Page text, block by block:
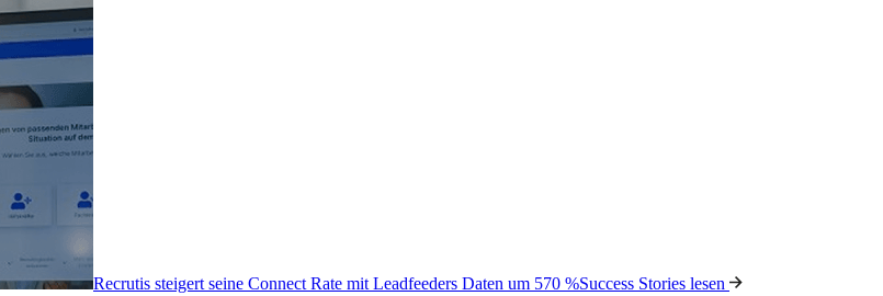
Recrutis steigert seine Connect Rate mit Leadfeeders Daten um 570 %Success Stories lesen